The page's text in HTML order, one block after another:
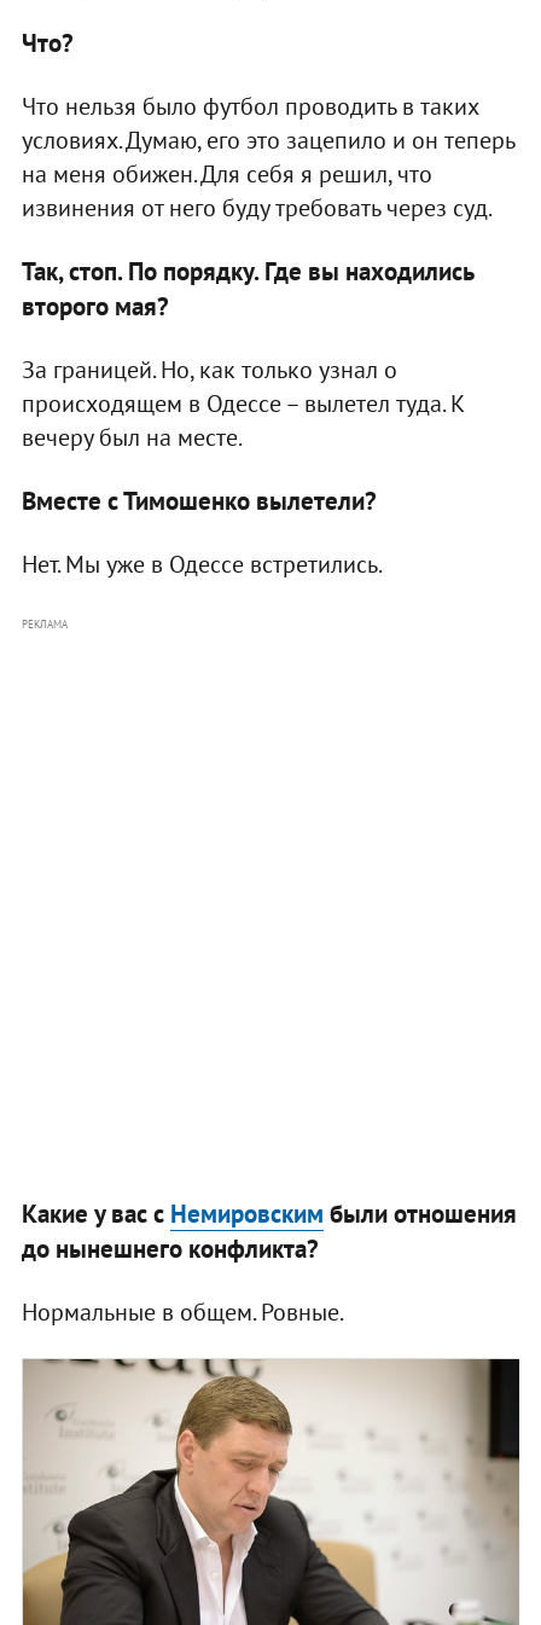
Что?
Что нельзя было футбол проводить в таких
условиях. Думаю, его это зацепило и он теперь
на меня обижен. Для себя я решил, что
извинения от него буду требовать через суд.
Так, стоп. По порядку. Где вы находились
второго мая?
За границей. Но, как только узнал о
происходящем в Одессе – вылетел туда. К
вечеру был на месте.
Вместе с Тимошенко вылетели?
Нет. Мы уже в Одессе встретились.
РЕКЛАМА
Какие у вас с Немировским были отношения
до нынешнего конфликта?
Нормальные в общем. Ровные.